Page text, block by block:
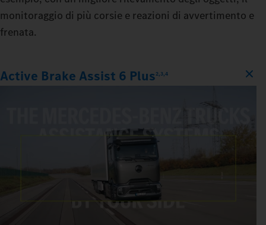
monitoraggio di più corsie e reazioni di avvertimento e
frenata.
Active Brake Assist 6 Plus2,3,4